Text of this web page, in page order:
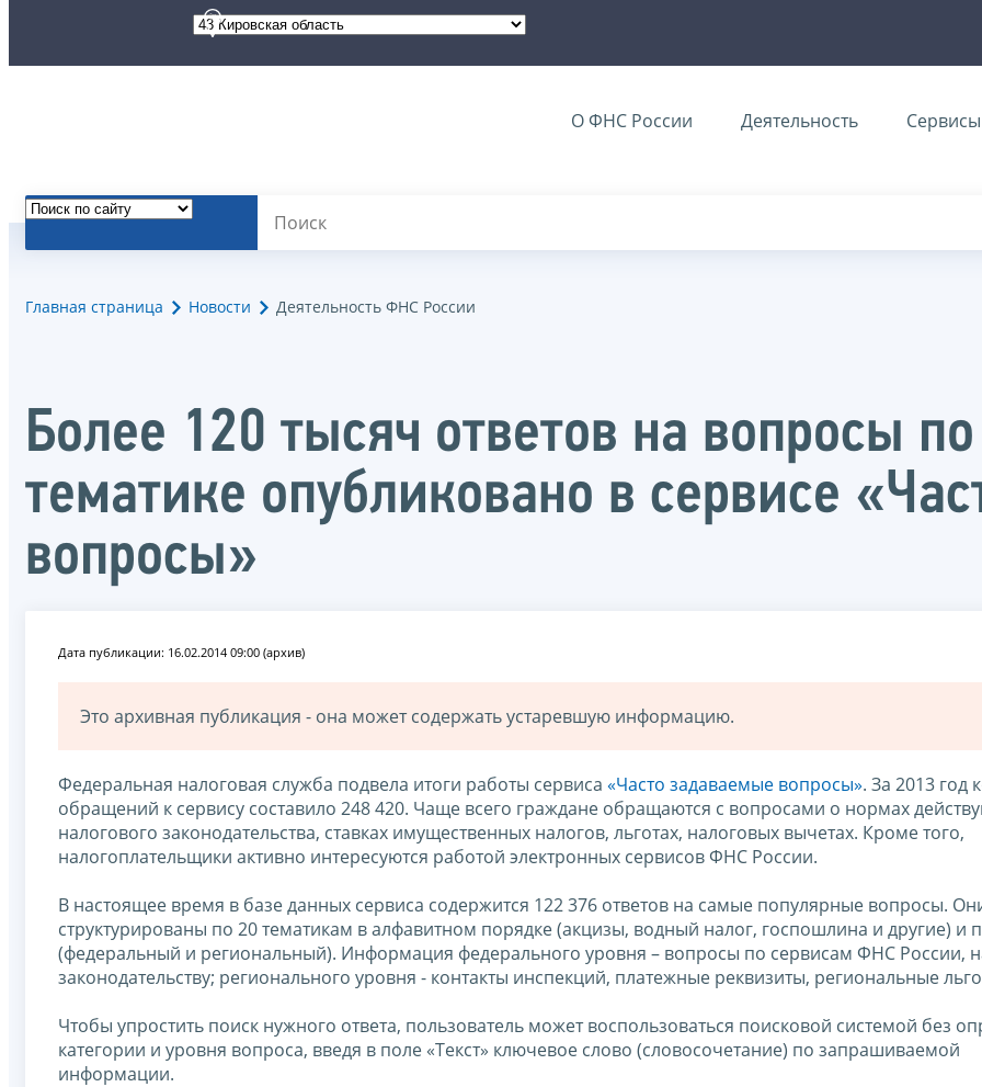
О ФНС России Деятельность Сервисы
Главная страница Новости Деятельность ФНС России
Более 120 тысяч ответов на вопросы
тематике опубликовано в сервисе
вопросы»
Дата публикации: 16.02.2014 09:00 (архив)
Это архивная публикация - она может содержать устаревшую информацию.
Федеральная налоговая служба подвела итоги работы сервиса «Часто задаваемые вопросы». За 2013 год
обращений к сервису составило 248 420. Чаще всего граждане обращаются с вопросами о нормах
налогового законодательства, ставках имущественных налогов, льготах, налоговых вычетах. Кроме того,
налогоплательщики активно интересуются работой электронных сервисов ФНС России.
В настоящее время в базе данных сервиса содержится 122 376 ответов на самые популярные вопросы.
структурированы по 20 тематикам в алфавитном порядке (акцизы, водный налог, госпошлина и другие) и
(федеральный и региональный). Информация федерального уровня – вопросы по сервисам ФНС России,
законодательству; регионального уровня - контакты инспекций, платежные реквизиты, региональные
Чтобы упростить поиск нужного ответа, пользователь может воспользоваться поисковой системой без
категории и уровня вопроса, введя в поле «Текст» ключевое слово (словосочетание) по запрашиваемой
информации.